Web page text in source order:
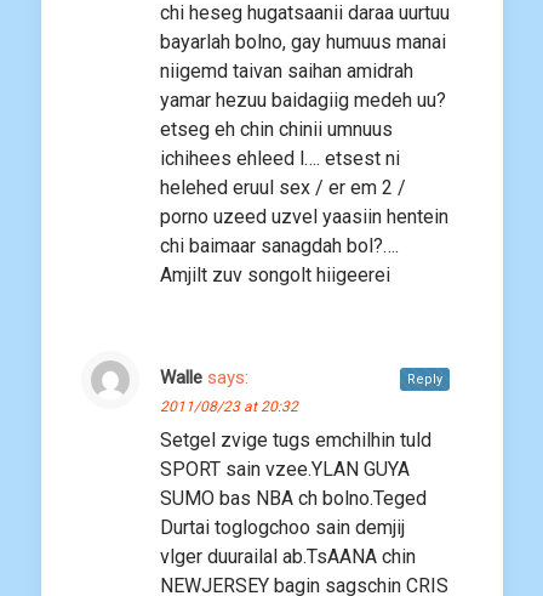
chi heseg hugatsaanii daraa uurtuu
bayarlah bolno, gay humuus manai
niigemd taivan saihan amidrah
yamar hezuu baidagiig medeh uu?
etseg eh chin chinii umnuus
ichihees ehleed l…. etsest ni
helehed eruul sex / er em 2 /
porno uzeed uzvel yaasiin hentein
chi baimaar sanagdah bol?….
Amjilt zuv songolt hiigeerei
Walle says:
2011/08/23 at 20:32
Setgel zvige tugs emchilhin tuld
SPORT sain vzee.YLAN GUYA
SUMO bas NBA ch bolno.Teged
Durtai toglogchoo sain demjij
vlger duurailal ab.TsAANA chin
NEWJERSEY bagin sagschin CRIS
Reply